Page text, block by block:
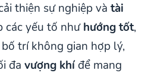
thiện sự nghiệp và tài
các yếu tố nhưhướng tốt,
bố trí không gian hợp lý,
đa vượng khíđể mang